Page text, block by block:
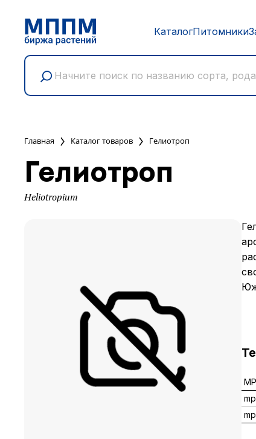
КаталогПитомники
Главная Каталог товаров Гелиотроп
Гелиотроп
Heliotropium